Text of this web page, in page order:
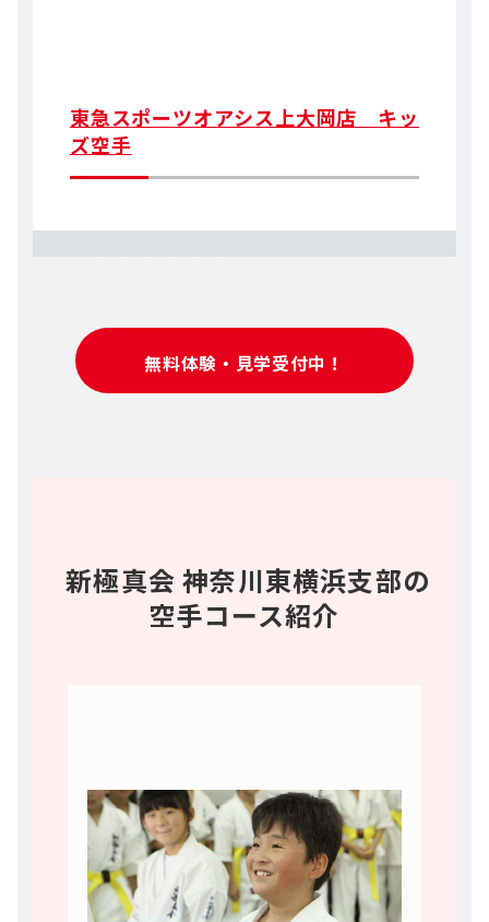
東急スポーツオアシス上大岡店 キッ
ズ空手
無料体験・見学受付中！
新極真会 神奈川東横浜支部の
空手コース紹介